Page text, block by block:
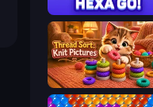
Hexa GO!